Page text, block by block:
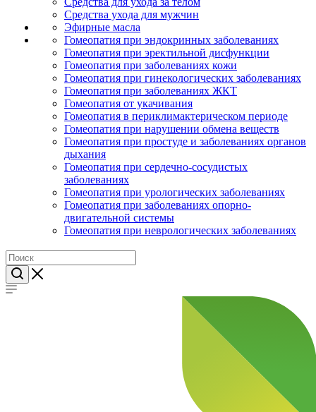
Средства ухода для мужчин
Эфирные масла
Гомеопатия при эндокринных заболеваниях
Гомеопатия при эректильной дисфункции
Гомеопатия при заболеваниях кожи
Гомеопатия при гинекологических заболеваниях
Гомеопатия при заболеваниях ЖКТ
Гомеопатия от укачивания
Гомеопатия в периклимактерическом периоде
Гомеопатия при нарушении обмена веществ
Гомеопатия при простуде и заболеваниях органов
дыхания
Гомеопатия при сердечно-сосудистых
заболеваниях
Гомеопатия при урологических заболеваниях
Гомеопатия при заболеваниях опорно-
двигательной системы
Гомеопатия при неврологических заболеваниях